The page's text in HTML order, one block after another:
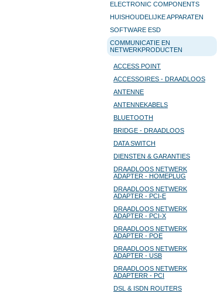
ELECTRONIC COMPONENTS
HUISHOUDELIJKE APPARATEN
SOFTWARE ESD
COMMUNICATIE EN
NETWERKPRODUCTEN
ACCESS POINT
ACCESSOIRES - DRAADLOOS
ANTENNE
ANTENNEKABELS
BLUETOOTH
BRIDGE - DRAADLOOS
DATA SWITCH
DIENSTEN & GARANTIES
DRAADLOOS NETWERK
ADAPTER - HOMEPLUG
DRAADLOOS NETWERK
ADAPTER - PCI-E
DRAADLOOS NETWERK
ADAPTER - PCI-X
DRAADLOOS NETWERK
ADAPTER - POE
DRAADLOOS NETWERK
ADAPTER - USB
DRAADLOOS NETWERK
ADAPTERR - PCI
DSL & ISDN ROUTERS